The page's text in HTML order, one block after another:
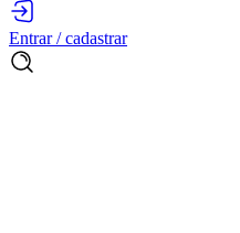
Entrar / cadastrar